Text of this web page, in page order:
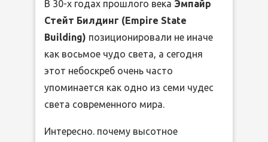
В 30-х годах прошлого века Эмпайр
Стейт Билдинг (Empire State
Building) позиционировали не иначе
как восьмое чудо света, а сегодня
этот небоскреб очень часто
упоминается как одно из семи чудес
света современного мира.
Интересно. почему высотное